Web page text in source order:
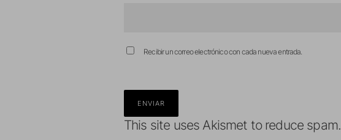
Recibir un correo electrónico con cada nueva entrada.
This site uses Akismet to reduce spam.